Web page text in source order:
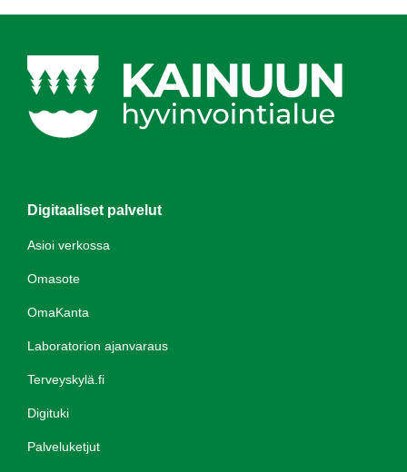
Digitaaliset palvelut
Asioi verkossa
Omasote
OmaKanta
Laboratorion ajanvaraus
Terveyskylä.fi
Digituki
Palveluketjut